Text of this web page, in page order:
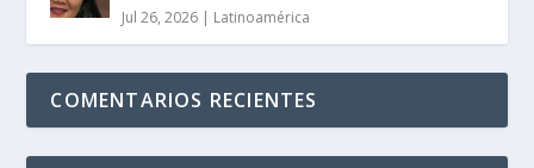
Jul 26, 2026 | Latinoamérica
COMENTARIOS RECIENTES